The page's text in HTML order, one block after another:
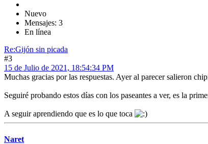
Nuevo
Mensajes: 3
En línea
Re:Gijón sin picada
#3
15 de Julio de 2021, 18:54:34 PM
Muchas gracias por las respuestas. Ayer al parecer salieron
Seguiré probando estos días con los paseantes a ver, es la
A seguir aprendiendo que es lo que toca
Naret